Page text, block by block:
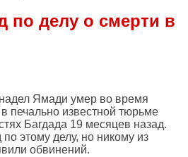
по делу о смерти в
Ямади умер во время
печально известной тюрьме
Багдада 19 месяцев назад.
этому делу, но никому из
обвинений.